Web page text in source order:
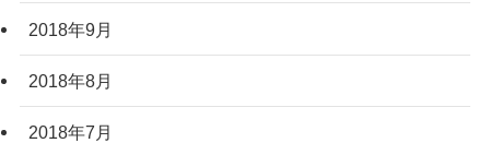
2018年9月
2018年8月
2018年7月